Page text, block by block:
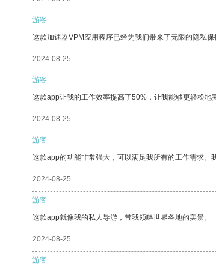
游客
这款加速器VPM应用程序已经为我们带来了无限的隐私保
2024-08-25
游客
这款app让我的工作效率提高了50%，让我能够更轻松地
2024-08-25
游客
这款app的功能非常强大，可以满足我所有的工作需求。
2024-08-25
游客
这款app就像我的私人导游，带我领略世界各地的美景。
2024-08-25
游客